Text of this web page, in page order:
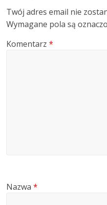
Twój adres email nie
Wymagane pola są
Komentarz*
Nazwa*